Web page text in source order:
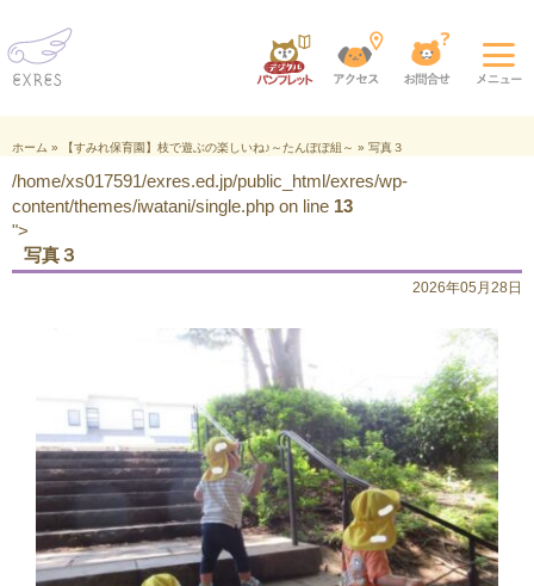
ホーム » 【すみれ保育園】枝で遊ぶの楽しいね♪～たんぽぽ組～ » 写真３
/home/xs017591/exres.ed.jp/public_html/exres/wp-
content/themes/iwatani/single.php on line 13
">
写真３
2026年05月28日